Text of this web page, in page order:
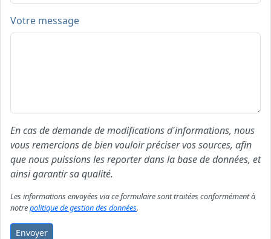
Votre message
En cas de demande de modifications d'informations, nous
vous remercions de bien vouloir préciser vos sources, afin
que nous puissions les reporter dans la base de données, et
ainsi garantir sa qualité.
Les informations envoyées via ce formulaire sont traitées conformément à
notrepolitique de gestion des données.
Envoyer